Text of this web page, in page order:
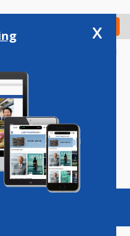
Check in
Vacatures
x